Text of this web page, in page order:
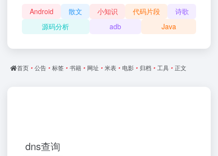
Android 散文 小知识 代码片段
诗歌
源码分析
adb Java
首页 • 公告 • 标签 • 书籍 • 网址 • 米表 • 电影 • 归档 • 工具 • 正文
dns查询